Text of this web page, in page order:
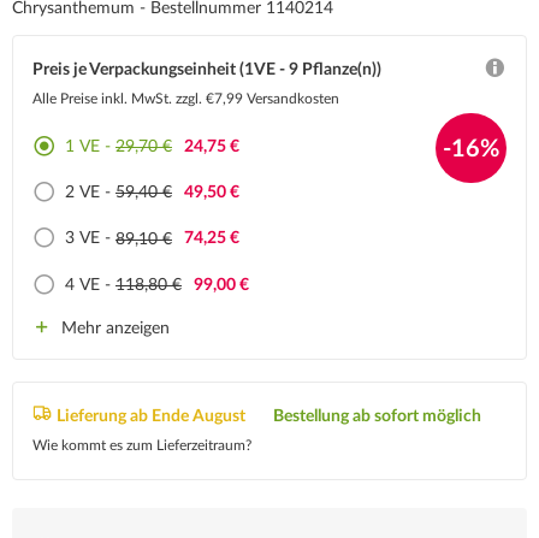
Chrysanthemum - Bestellnummer 1140214
Preis je Verpackungseinheit (1VE - 9 Pflanze(n))
Alle Preise inkl. MwSt. zzgl. €7,99 Versandkosten
-16%
1 VE - 29,70 € 24,75 €
2 VE - 59,40 € 49,50 €
3 VE - 89,10 € 74,25 €
4 VE - 118,80 € 99,00 €
Mehr anzeigen
Lieferung ab Ende August
Wie kommt es zum Lieferzeitraum?
Bestellung ab sofort möglich